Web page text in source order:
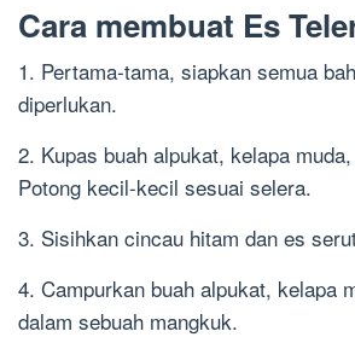
Cara membuat Es
1. Pertama-tama, siapkan semua
diperlukan.
2. Kupas buah alpukat, kelapa
Potong kecil-kecil sesuai selera.
3. Sisihkan cincau hitam dan es
4. Campurkan buah alpukat, kelapa
dalam sebuah mangkuk.